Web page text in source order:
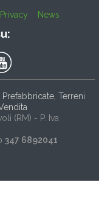
News
Terreni
(RM) - P. Iva
347 6892041